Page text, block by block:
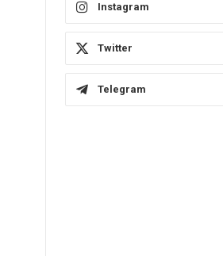
Instagram
Twitter
Telegram